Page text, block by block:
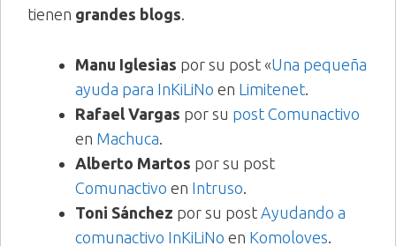
tienen grandes blogs
Manu Iglesias por su post «Una pequeña
ayuda para InKiLiNo en Limitenet
Rafael Vargas por su post Comunactivo
en Machuca
Alberto Martos por su post
Comunactivo en Intruso
Toni Sánchez por su post Ayudando a
comunactivo InKiLiNo en Komoloves